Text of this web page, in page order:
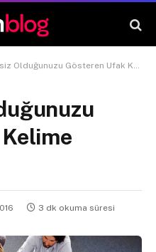
Gösteren Ufak Kelime Hataları
3 dk okuma süresi